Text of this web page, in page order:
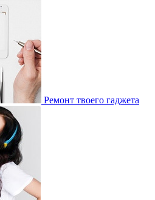
Ремонт твоего гаджета